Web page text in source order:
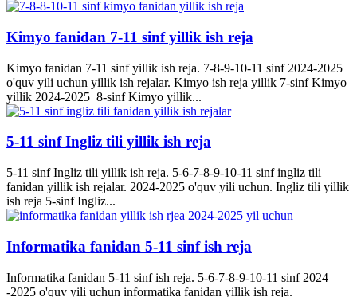
Kimyo fanidan 7-11 sinf yillik ish reja
Kimyo fanidan 7-11 sinf yillik ish reja. 7-8-9-10-11 sinf 2024-2025
o'quv yili uchun yillik ish rejalar. Kimyo ish reja yillik 7-sinf Kimyo
yillik 2024-2025 8-sinf Kimyo yillik...
5-11 sinf Ingliz tili yillik ish reja
5-11 sinf Ingliz tili yillik ish reja. 5-6-7-8-9-10-11 sinf ingliz tili
fanidan yillik ish rejalar. 2024-2025 o'quv yili uchun. Ingliz tili yillik
ish reja 5-sinf Ingliz...
Informatika fanidan 5-11 sinf ish reja
Informatika fanidan 5-11 sinf ish reja. 5-6-7-8-9-10-11 sinf 2024
-2025 o'quv yili uchun informatika fanidan yillik ish reja.